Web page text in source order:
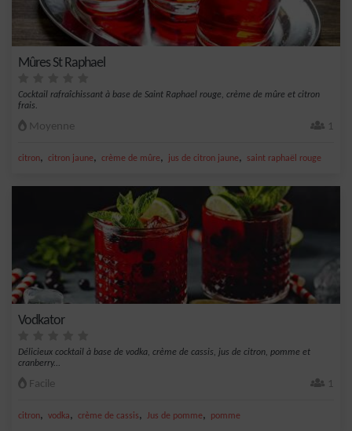
Mûres St Raphael
Cocktail rafraîchissant à base de Saint Raphael rouge, crème de mûre et citron
frais.
Moyenne 1
citron, citron jaune, crème de mûre, jus de citron jaune, saint raphaël rouge
Vodkator
Délicieux cocktail à base de vodka, crème de cassis, jus de citron, pomme et
cranberry...
Facile 1
citron, vodka, crème de cassis, Jus de pomme, pomme